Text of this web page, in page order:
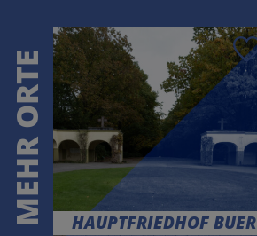
MEHR ORTE HAUPTFRIEDHOF BUER